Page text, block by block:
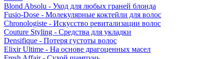
Blond Absolu - Уход для любых граней блонда
Fusio-Dose - Молекулярные коктейли для волос
Chronologiste - Искусство ревитализации волос
Couture Styling - Средства для укладки
Densifique - Потеря густоты волос
Elixir Ultime - На основе драгоценных масел